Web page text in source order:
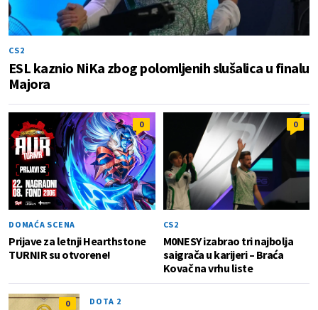
CS2
ESL kaznio NiKa zbog polomljenih slušalica u finalu
Majora
0
DOMAĆA SCENA
Prijave za letnji Hearthstone
TURNIR su otvorene!
0
CS2
M0NESY izabrao tri najbolja
saigrača u karijeri – Braća
Kovač na vrhu liste
0 DOTA 2